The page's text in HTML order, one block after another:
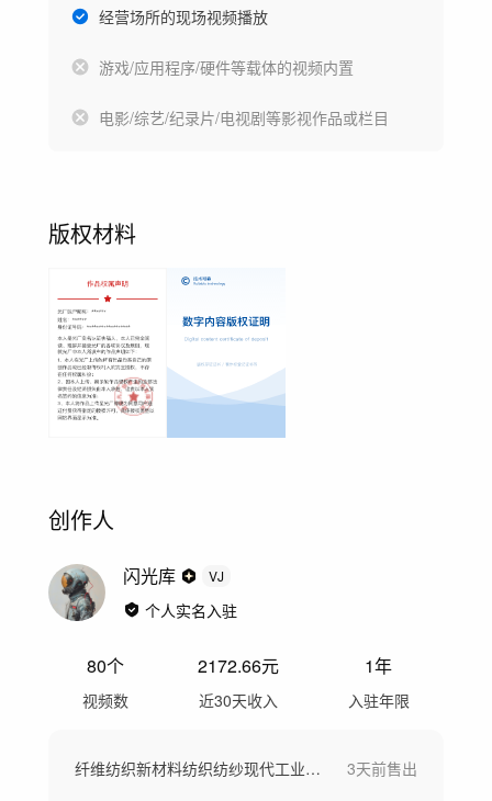
经营场所的现场视频播放
游戏/应用程序/硬件等载体的视频内置
电影/综艺/纪录片/电视剧等影视作品或栏目
版权材料
创作人
闪光库 VJ
个人实名入驻
80个
视频数
2172.66元
近30天收入
1年
入驻年限
纤维纺织新材料纺织纺纱现代工业车间工厂 3天前售出